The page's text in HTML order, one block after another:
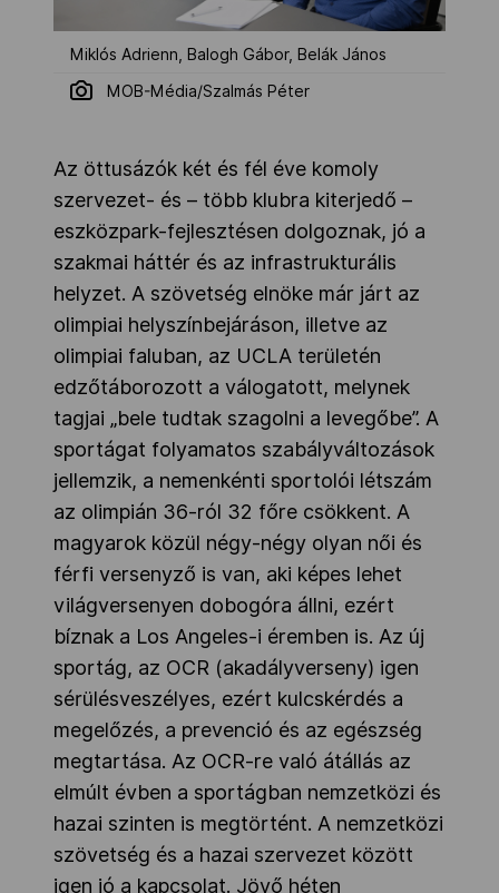
Miklós Adrienn, Balogh Gábor, Belák János
MOB-Média/Szalmás Péter
Az öttusázók két és fél éve komoly
szervezet- és – több klubra kiterjedő –
eszközpark-fejlesztésen dolgoznak, jó a
szakmai háttér és az infrastrukturális
helyzet. A szövetség elnöke már járt az
olimpiai helyszínbejáráson, illetve az
olimpiai faluban, az UCLA területén
edzőtáborozott a válogatott, melynek
tagjai „bele tudtak szagolni a levegőbe”. A
sportágat folyamatos szabályváltozások
jellemzik, a nemenkénti sportolói létszám
az olimpián 36-ról 32 főre csökkent. A
magyarok közül négy-négy olyan női és
férfi versenyző is van, aki képes lehet
világversenyen dobogóra állni, ezért
bíznak a Los Angeles-i éremben is. Az új
sportág, az OCR (akadályverseny) igen
sérülésveszélyes, ezért kulcskérdés a
megelőzés, a prevenció és az egészség
megtartása. Az OCR-re való átállás az
elmúlt évben a sportágban nemzetközi és
hazai szinten is megtörtént. A nemzetközi
szövetség és a hazai szervezet között
igen jó a kapcsolat. Jövő héten